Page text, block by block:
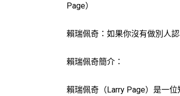
Page）
賴瑞佩奇：如果你沒有做別人
賴瑞佩奇簡介：
賴瑞佩奇（Larry Page）是一